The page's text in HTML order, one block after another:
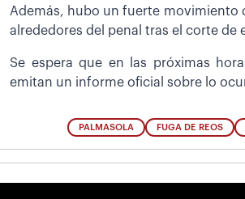
Además, hubo un fuerte movimiento
alrededores del penal tras el corte de
Se espera que en las próximas
emitan un informe oficial sobre lo
PALMASOLA FUGA DE REOS